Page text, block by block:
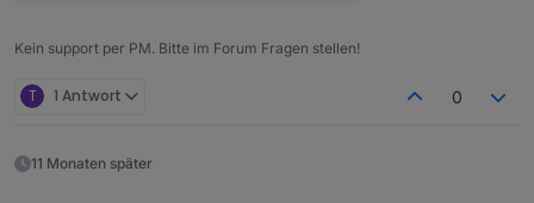
Kein support per PM. Bitte im Forum Fragen stellen!
T 1 Antwort 0
11 Monaten später